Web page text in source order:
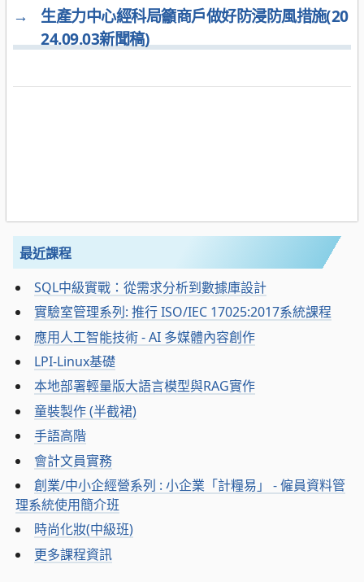
→
生產力中心經科局籲商戶做好防浸防風措施(20
24.09.03新聞稿)
最近課程
SQL中級實戰：從需求分析到數據庫設計
實驗室管理系列: 推行 ISO/IEC 17025:2017系統課程
應用人工智能技術 - AI 多媒體內容創作
LPI-Linux基礎
本地部署輕量版大語言模型與RAG實作
童裝製作 (半截裙)
手語高階
會計文員實務
創業/中小企經營系列 : 小企業「計糧易」 - 僱員資料管
理系統使用簡介班
時尚化妝(中級班)
更多課程資訊